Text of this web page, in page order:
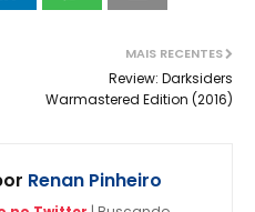
MAIS RECENTES
Review: Darksiders
Warmastered Edition (2016)
Renan Pinheiro